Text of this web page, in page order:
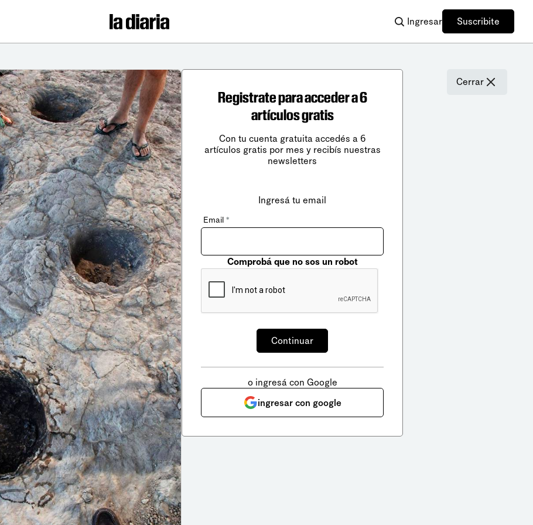
Ingresar Suscribite
Cerrar
Registrate para acceder a 6
artículos gratis
Con tu cuenta gratuita accedés a 6
artículos gratis por mes y recibís nuestras
newsletters
Ingresá tu email
Email *
Comprobá que no sos un robot
o ingresá con Google
ingresar con google